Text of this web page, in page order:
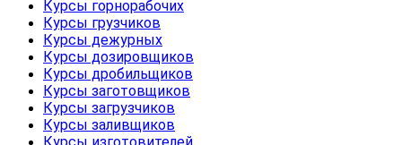
Курсы горнорабочих
Курсы грузчиков
Курсы дежурных
Курсы дозировщиков
Курсы дробильщиков
Курсы заготовщиков
Курсы загрузчиков
Курсы заливщиков